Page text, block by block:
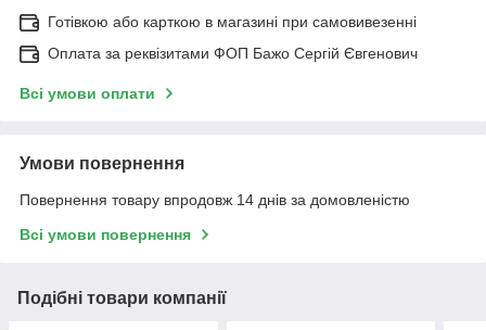
Готівкою або карткою в магазині при самовивезенні
Оплата за реквізитами ФОП Бажо Сергій Євгенович
Всі умови оплати
Умови повернення
Повернення товару впродовж 14 днів за домовленістю
Всі умови повернення
Подібні товари компанії